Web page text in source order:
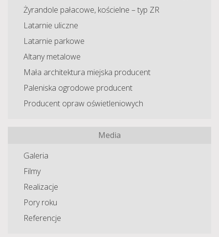
Żyrandole pałacowe, kościelne – typ ZR
Latarnie uliczne
Latarnie parkowe
Altany metalowe
Mała architektura miejska producent
Paleniska ogrodowe producent
Producent opraw oświetleniowych
Media
Galeria
Filmy
Realizacje
Pory roku
Referencje